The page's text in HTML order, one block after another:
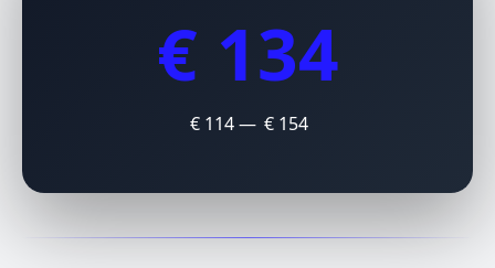
€ 134
€ 114 — € 154